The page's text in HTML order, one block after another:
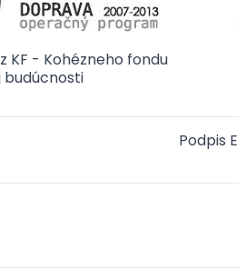
KF - Kohézneho fondu
budúcnosti
Podpis EK